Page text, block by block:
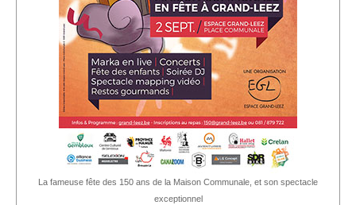
La fameuse fête des 150 ans de la Maison Communale, et son spectacle
exceptionnel